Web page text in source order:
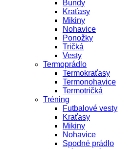
Bundy
Kraťasy
Mikiny
Nohavice
Ponožky
Tričká
Vesty
Termoprádlo
Termokraťasy
Termonohavice
Termotričká
Tréning
Futbalové vesty
Kraťasy
Mikiny
Nohavice
Spodné prádlo